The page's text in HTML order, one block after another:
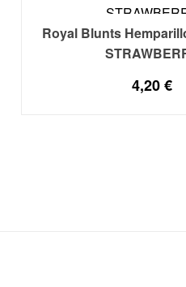
Royal Blunts
4,20€